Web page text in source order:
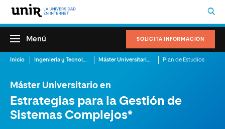
SOLICITA INFORMACIÓN
Menú
Inicio Ingeniería y Tecnología Máster Universitario en Estrategias para la Gestión de Sistemas Complejos Plan de Estudios
Máster Universitario en
Estrategias para la Gestión de
Sistemas Complejos*